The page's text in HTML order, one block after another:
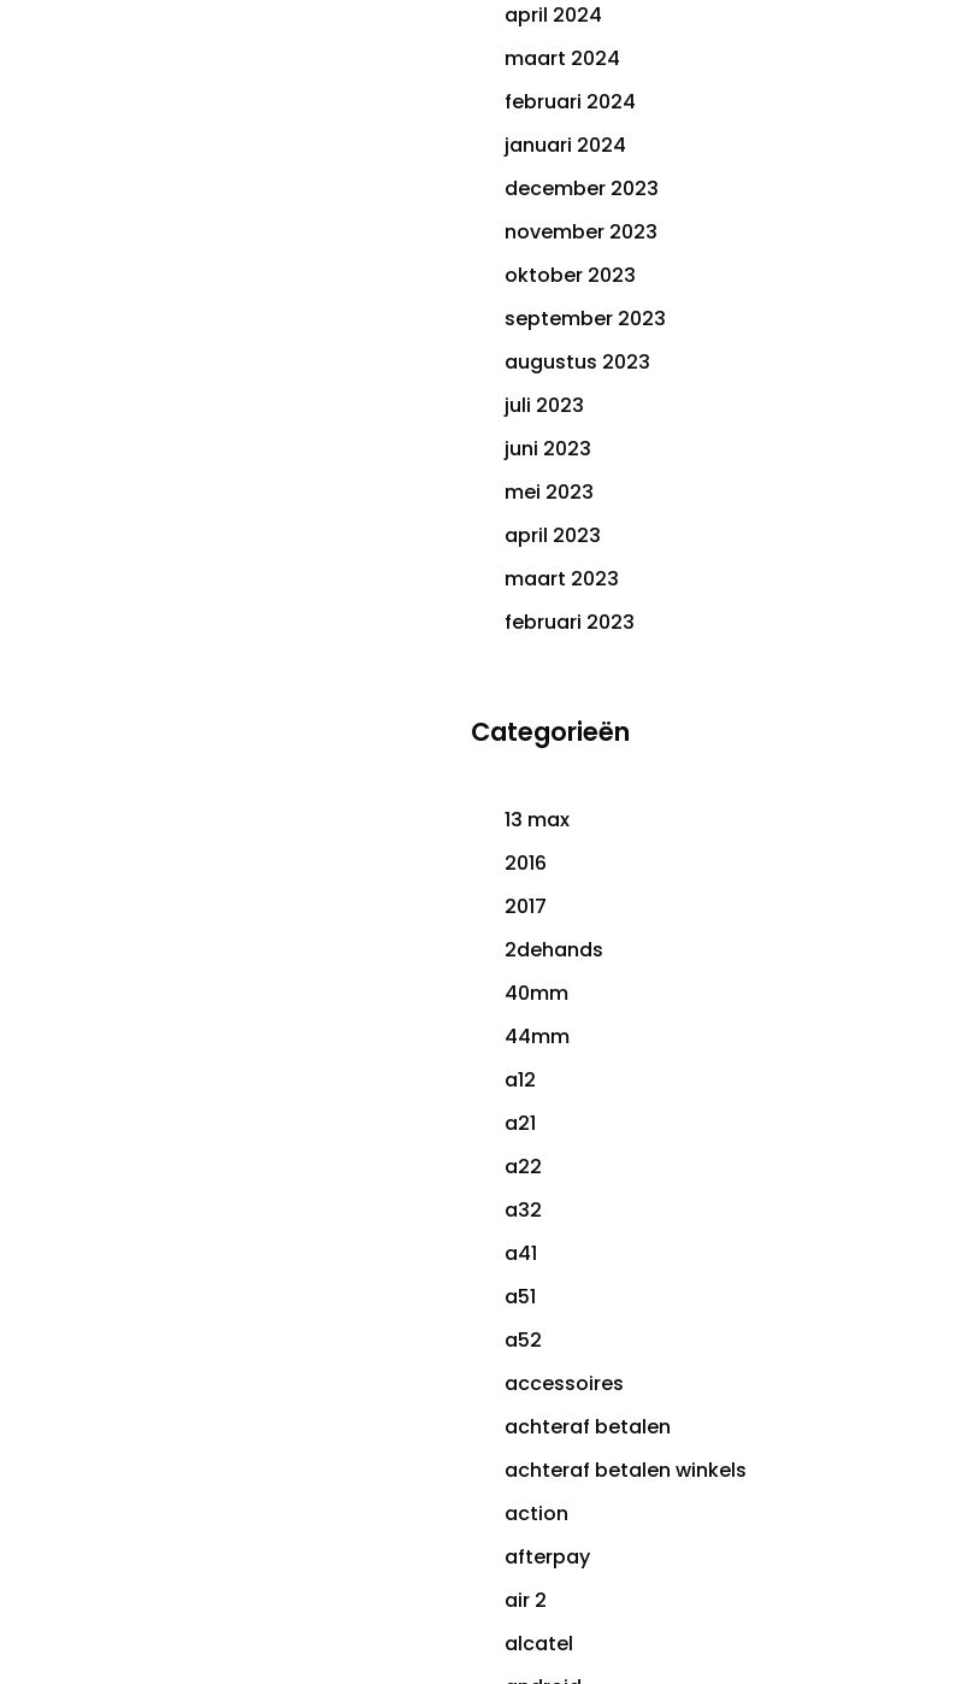
april 2024
maart 2024
februari 2024
januari 2024
december 2023
november 2023
oktober 2023
september 2023
augustus 2023
juli 2023
juni 2023
mei 2023
april 2023
maart 2023
februari 2023
Categorieën
13 max
2016
2017
2dehands
40mm
44mm
a12
a21
a22
a32
a41
a51
a52
accessoires
achteraf betalen
achteraf betalen winkels
action
afterpay
air 2
alcatel